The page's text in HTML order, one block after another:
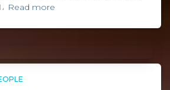
1 في الوقت الإضافي، Read more